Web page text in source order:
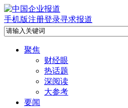
手机版注册登录寻求报道
聚焦
财经眼
热话题
深阅读
大参考
要闻